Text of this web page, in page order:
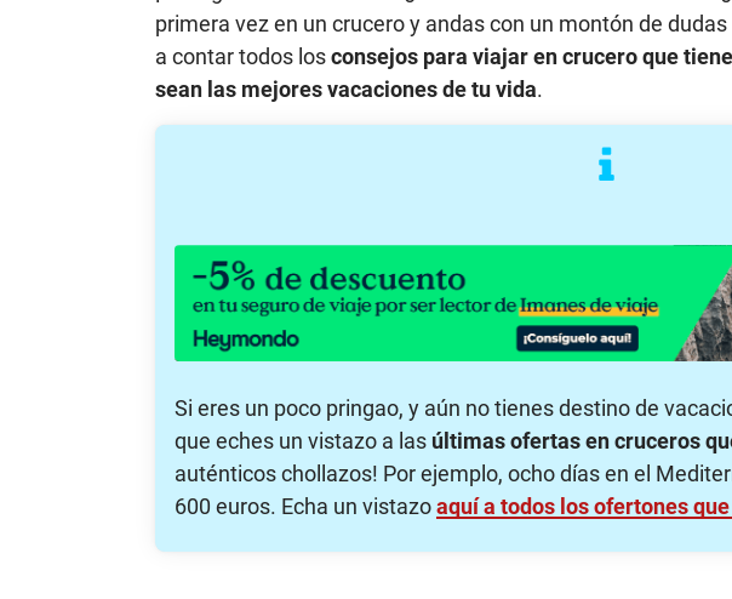
primera vez en un crucero y andas con un montón de
a contar todos losconsejos para viajar en crucero que
sean las mejores vacaciones de tu vida.
Si eres un poco pringao, y aún no tienes destino de
que eches un vistazo a las últimas ofertas en cruceros
auténticos chollazos! Por ejemplo, ocho días en el
600 euros. Echa un vistazoaquí a todos los ofertones